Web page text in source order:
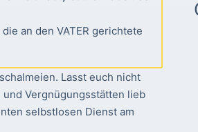
an den VATER gerichtete
Lasst euch nicht
Vergnügungsstätten lieb
selbstlosen Dienst am